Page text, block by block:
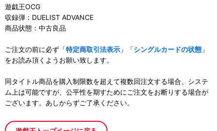
遊戯王OCG
収録弾：DUELIST ADVANCE
商品状態：中古良品
ご注文の前に必ず「特定商取引法表示 」「シングルカードの状態 」
をお読み頂くようお願い致します。
同タイトル商品を購入制限数を超えて複数回注文する場合、システ
ム上は可能ですが、公平性を期すためにご注文をお断りする場合が
ございます。あしからずご了承ください。